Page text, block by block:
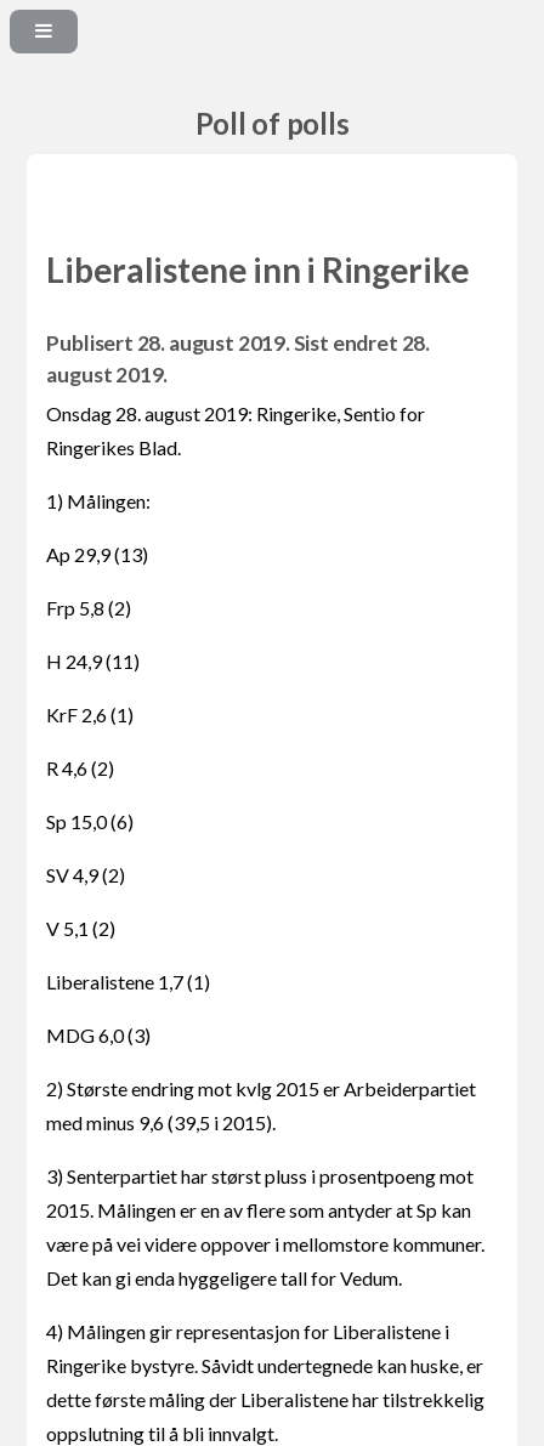
Poll of polls
Liberalistene inn i Ringerike
Publisert 28. august 2019. Sist endret 28.
august 2019.
Onsdag 28. august 2019: Ringerike, Sentio for
Ringerikes Blad.
1) Målingen:
Ap 29,9 (13)
Frp 5,8 (2)
H 24,9 (11)
KrF 2,6 (1)
R 4,6 (2)
Sp 15,0 (6)
SV 4,9 (2)
V 5,1 (2)
Liberalistene 1,7 (1)
MDG 6,0 (3)
2) Største endring mot kvlg 2015 er Arbeiderpartiet
med minus 9,6 (39,5 i 2015).
3) Senterpartiet har størst pluss i prosentpoeng mot
2015. Målingen er en av flere som antyder at Sp kan
være på vei videre oppover i mellomstore kommuner.
Det kan gi enda hyggeligere tall for Vedum.
4) Målingen gir representasjon for Liberalistene i
Ringerike bystyre. Såvidt undertegnede kan huske, er
dette første måling der Liberalistene har tilstrekkelig
oppslutning til å bli innvalgt.